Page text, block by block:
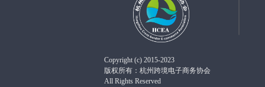
Copyright (c) 2015-2023
版权所有：杭州跨境电子商务协会
All Rights Reserved